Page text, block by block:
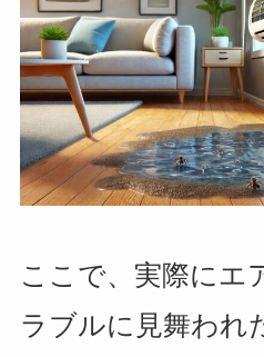
ここで、実際にエ
ラブルに見舞われ